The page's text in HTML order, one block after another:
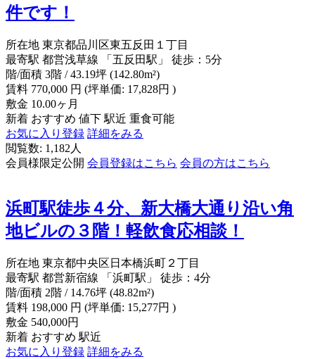
件です！
所在地 東京都品川区東五反田１丁目
最寄駅 都営浅草線 「五反田駅」 徒歩：5分
階/面積 3階 / 43.19坪 (142.80m²)
賃料 770,000 円 (坪単価: 17,828円 )
敷金 10.00ヶ月
新着 おすすめ 値下 駅近 重食可能
お気に入り登録 詳細をみる
閲覧数: 1,182人
会員様限定公開 会員登録はこちら 会員の方はこちら
浜町駅徒歩４分、新大橋大通り沿い角
地ビルの３階！軽飲食応相談！
所在地 東京都中央区日本橋浜町２丁目
最寄駅 都営新宿線 「浜町駅」 徒歩：4分
階/面積 2階 / 14.76坪 (48.82m²)
賃料 198,000 円 (坪単価: 15,277円 )
敷金 540,000円
新着 おすすめ 駅近
お気に入り登録 詳細をみる